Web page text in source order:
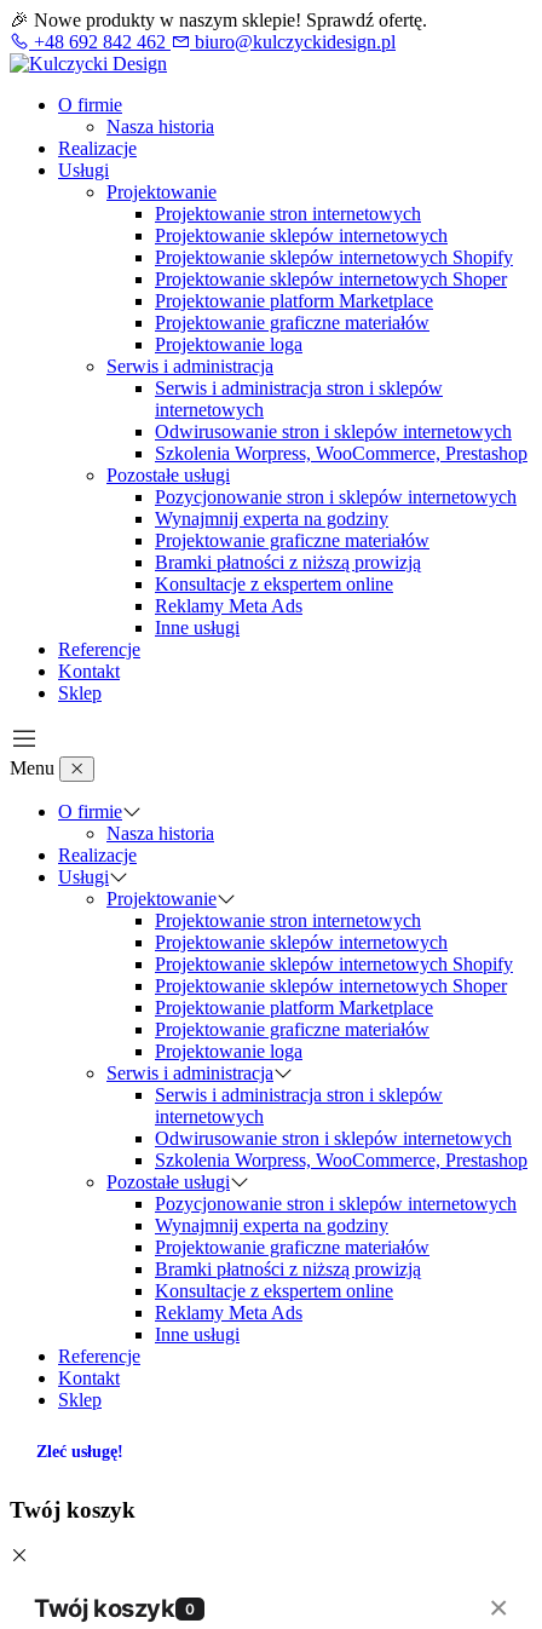
🎉 Nowe produkty w naszym sklepie! Sprawdź ofertę.
+48 692 842 462
biuro@kulczyckidesign.pl
O firmie
Nasza historia
Realizacje
Usługi
Projektowanie
Projektowanie stron internetowych
Projektowanie sklepów internetowych
Projektowanie sklepów internetowych Shopify
Projektowanie sklepów internetowych Shoper
Projektowanie platform Marketplace
Projektowanie graficzne materiałów
Projektowanie loga
Serwis i administracja
Serwis i administracja stron i sklepów
internetowych
Odwirusowanie stron i sklepów internetowych
Szkolenia Worpress, WooCommerce, Prestashop
Pozostałe usługi
Pozycjonowanie stron i sklepów internetowych
Wynajmnij experta na godziny
Projektowanie graficzne materiałów
Bramki płatności z niższą prowizją
Konsultacje z ekspertem online
Reklamy Meta Ads
Inne usługi
Referencje
Kontakt
Sklep
Menu
O firmie
Nasza historia
Realizacje
Usługi
Projektowanie
Projektowanie stron internetowych
Projektowanie sklepów internetowych
Projektowanie sklepów internetowych Shopify
Projektowanie sklepów internetowych Shoper
Projektowanie platform Marketplace
Projektowanie graficzne materiałów
Projektowanie loga
Serwis i administracja
Serwis i administracja stron i sklepów
internetowych
Odwirusowanie stron i sklepów internetowych
Szkolenia Worpress, WooCommerce, Prestashop
Pozostałe usługi
Pozycjonowanie stron i sklepów internetowych
Wynajmnij experta na godziny
Projektowanie graficzne materiałów
Bramki płatności z niższą prowizją
Konsultacje z ekspertem online
Reklamy Meta Ads
Inne usługi
Referencje
Kontakt
Sklep
Zleć usługę!
Twój koszyk
Twój koszyk 0 ×